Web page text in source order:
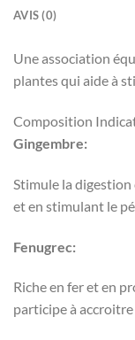
AVIS (0)
Une association
plantes qui aide à
Composition
Gingembre:
Stimule la
et en stimulant le
Fenugrec:
Riche en fer et en
participe à